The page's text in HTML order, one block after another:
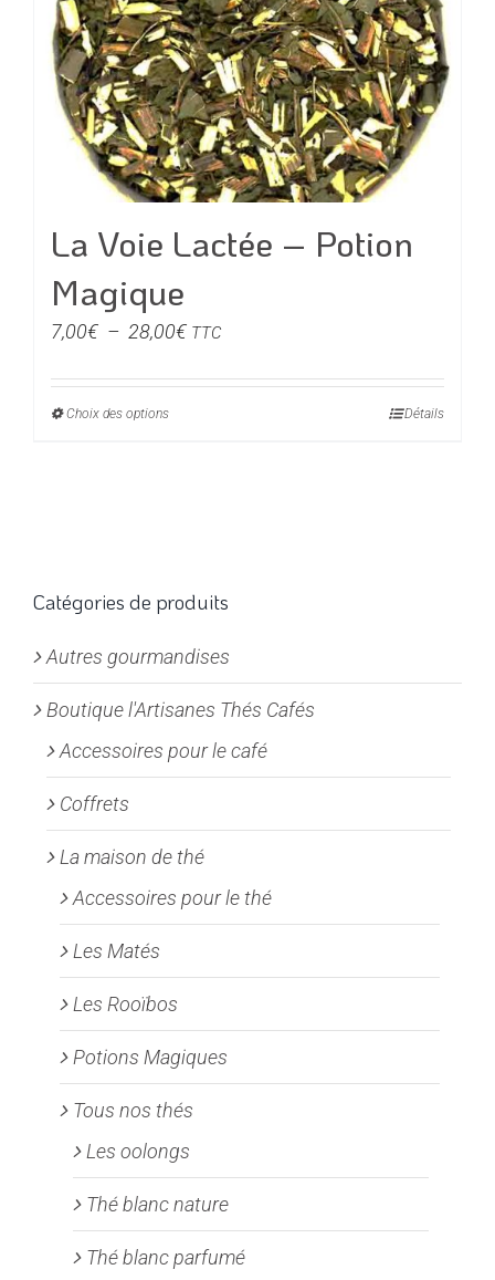
La Voie Lactée – Potion
Magique
7,00€ – 28,00€Plage
prix :
TTC
Choix des optionsCe
options
être
choisies
sur
la
page
produit
Détails
Catégories de produits
Autres gourmandises
Boutique l'Artisanes Thés Cafés
Accessoires pour le café
Coffrets
La maison de thé
Accessoires pour le thé
Les Matés
Les Rooïbos
Potions Magiques
Tous nos thés
Les oolongs
Thé blanc nature
Thé blanc parfumé